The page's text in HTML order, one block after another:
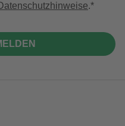
.